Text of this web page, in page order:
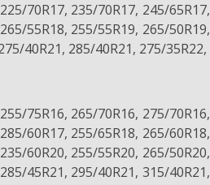
70R17, 235/70R17, 245/
55R18, 255/55R19, 265/
40R21, 285/40R21, 275/
75R16, 265/70R16, 275/
60R17, 255/65R18, 265/
60R20, 255/55R20, 265/
45R21, 295/40R21, 315/